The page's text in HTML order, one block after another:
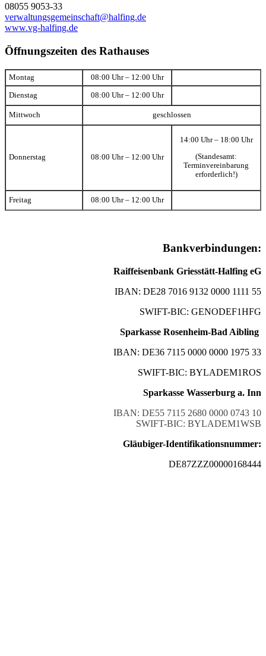
08055 9053-33
verwaltungsgemeinschaft@halfing.de
www.vg-halfing.de
Öffnungszeiten des Rathauses
Montag 08:00 Uhr – 12:00 Uhr
Dienstag 08:00 Uhr – 12:00 Uhr
Mittwoch geschlossen
Donnerstag 08:00 Uhr – 12:00 Uhr
14:00 Uhr – 18:00 Uhr
(Standesamt:
Terminvereinbarung
erforderlich!)
Freitag 08:00 Uhr – 12:00 Uhr
Bankverbindungen:
Raiffeisenbank Griesstätt-Halfing eG
IBAN: DE28 7016 9132 0000 1111 55
SWIFT-BIC: GENODEF1HFG
Sparkasse Rosenheim-Bad Aibling
IBAN: DE36 7115 0000 0000 1975 33
SWIFT-BIC: BYLADEM1ROS
Sparkasse Wasserburg a. Inn
IBAN: DE55 7115 2680 0000 0743 10
SWIFT-BIC: BYLADEM1WSB
Gläubiger-Identifikationsnummer:
DE87ZZZ00000168444